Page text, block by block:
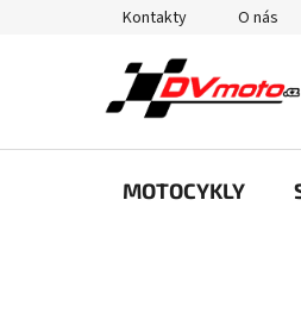
Kontakty O nás
MOTOCYKLY